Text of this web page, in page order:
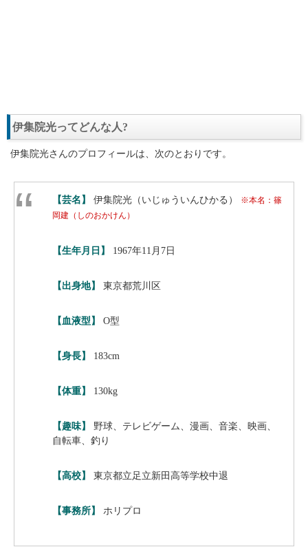
伊集院光ってどんな人?
伊集院光さんのプロフィールは、次のとおりです。
【芸名】 伊集院光（いじゅういんひかる）
※本名：篠
岡建（しのおかけん）
【生年月日】 1967年11月7日
【出身地】 東京都荒川区
【血液型】 O型
【身長】 183cm
【体重】 130kg
【趣味】
野球、テレビゲーム、漫画、音楽、映画、
自転車、釣り
【高校】 東京都立足立新田高等学校中退
【事務所】 ホリプロ